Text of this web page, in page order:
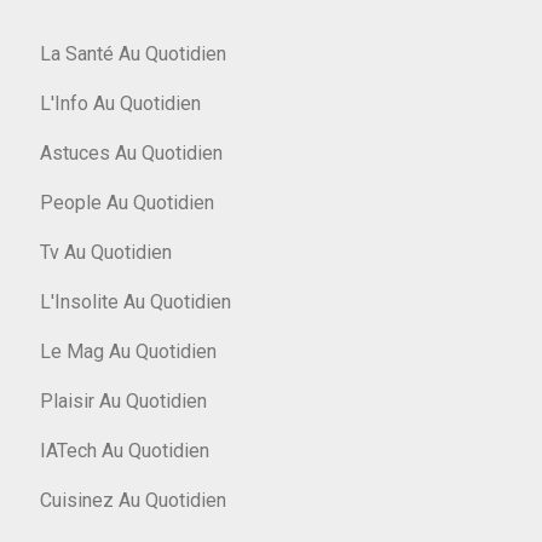
La Santé Au Quotidien
L'Info Au Quotidien
Astuces Au Quotidien
People Au Quotidien
Tv Au Quotidien
L'Insolite Au Quotidien
Le Mag Au Quotidien
Plaisir Au Quotidien
IATech Au Quotidien
Cuisinez Au Quotidien